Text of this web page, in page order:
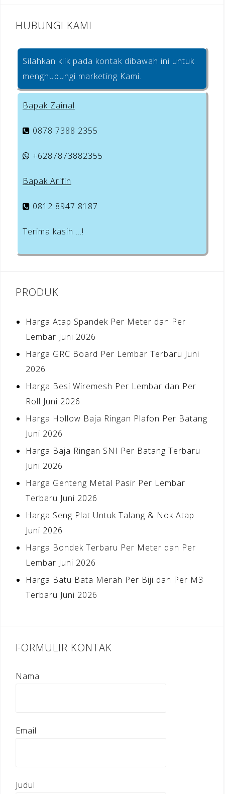
HUBUNGI KAMI
Silahkan klik pada kontak dibawah ini untuk
menghubungi marketing Kami.
Bapak Zainal
0878 7388 2355
+6287873882355
Bapak Arifin
0812 8947 8187
Terima kasih …!
PRODUK
Harga Atap Spandek Per Meter dan Per
Lembar Juni 2026
Harga GRC Board Per Lembar Terbaru Juni
2026
Harga Besi Wiremesh Per Lembar dan Per
Roll Juni 2026
Harga Hollow Baja Ringan Plafon Per Batang
Juni 2026
Harga Baja Ringan SNI Per Batang Terbaru
Juni 2026
Harga Genteng Metal Pasir Per Lembar
Terbaru Juni 2026
Harga Seng Plat Untuk Talang & Nok Atap
Juni 2026
Harga Bondek Terbaru Per Meter dan Per
Lembar Juni 2026
Harga Batu Bata Merah Per Biji dan Per M3
Terbaru Juni 2026
FORMULIR KONTAK
Nama
Email
Judul